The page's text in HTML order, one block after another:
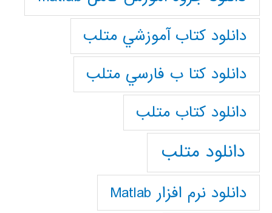
دانلود كتاب آموزشي متلب
دانلود كتا ب فارسي متلب
دانلود كتاب متلب
دانلود متلب
دانلود نرم افزار Matlab